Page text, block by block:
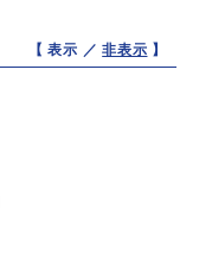
【 表示 ／非表示 】